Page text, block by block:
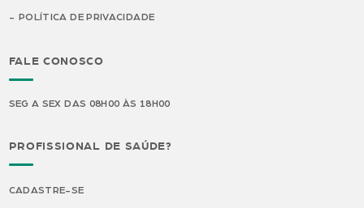
POLÍTICA DE PRIVACIDADE
FALE CONOSCO
SEG A SEX DAS 08H00 ÀS 18H00
PROFISSIONAL DE SAÚDE?
CADASTRE-SE